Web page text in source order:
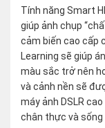
Tính năng Smart
giúp ảnh chụp
cảm biến cao cấp
Learning sẽ giúp
màu sắc trở nên
và cảnh nền sẽ
máy ảnh DSLR
chân thực và sống